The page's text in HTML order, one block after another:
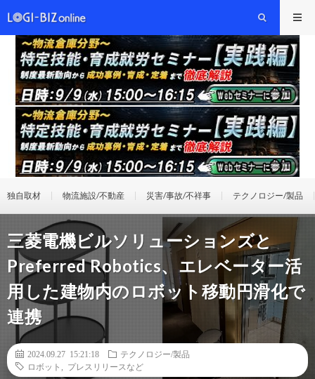
独自取材 物流施設/不動産 災害/事故/不祥事 テクノロジー/製品
三菱電機ビルソリューションズと
Preferred Robotics、エレベーター活
用した建物内のロボット移動円滑化で
連携
2024.09.27 15:21:18
テクノロジー/製品
ロボット
プレスリリースなど